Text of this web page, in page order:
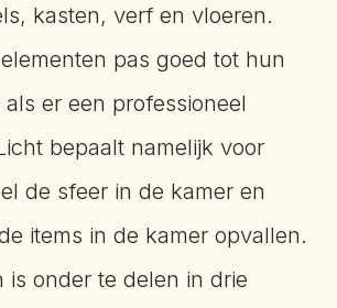
kasten, verf en vloeren.
pas goed tot hun
er een professioneel
bepaalt namelijk voor
de sfeer in de kamer en
items in de kamer opvallen.
is onder te delen in drie